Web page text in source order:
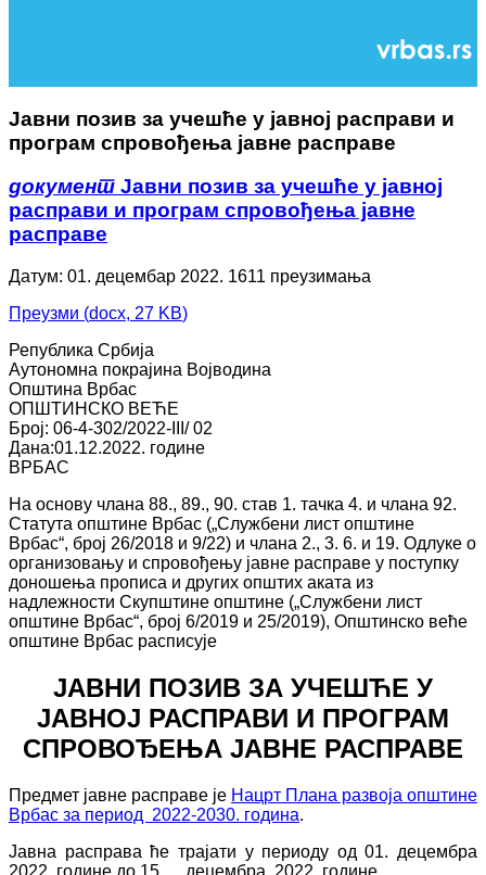
Јавни позив за учешће у јавној расправи и
програм спровођења јавне расправе
документ Јавни позив за учешће у јавној
расправи и програм спровођења јавне
расправе
Датум: 01. децембар 2022. 1611 преузимања
Преузми (docx, 27 KB)
Република Србија
Аутономна покрајина Војводина
Општина Врбас
ОПШТИНСКО ВЕЋЕ
Број: 06-4-302/2022-III/ 02
Дана:01.12.2022. године
ВРБАС
На основу члана 88., 89., 90. став 1. тачка 4. и члана 92.
Статута општине Врбас („Службени лист општине
Врбас“, број 26/2018 и 9/22) и члана 2., 3. 6. и 19. Одлуке о
организовању и спровођењу јавне расправе у поступку
доношења прописа и других општих аката из
надлежности Скупштине општине („Службени лист
општине Врбас“, број 6/2019 и 25/2019), Општинско веће
општине Врбас расписује
ЈАВНИ ПОЗИВ ЗА УЧЕШЋЕ У
ЈАВНОЈ РАСПРАВИ И ПРОГРАМ
СПРОВОЂЕЊА ЈАВНЕ РАСПРАВЕ
Предмет јавне расправе је Нацрт Плана развоја општине
Врбас за период 2022-2030. година.
Јавна расправа ће трајати у периоду од 01. децембра
2022. године до 15. децембра 2022. године.